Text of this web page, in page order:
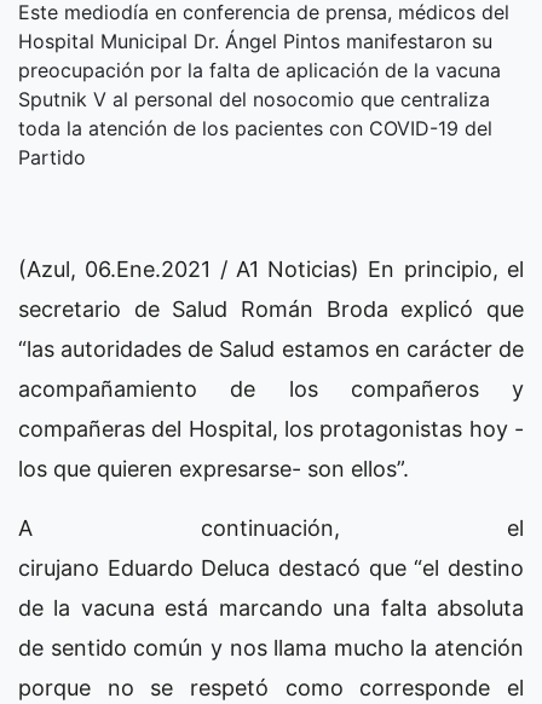
Este mediodía en conferencia de prensa, médicos del
Hospital Municipal Dr. Ángel Pintos manifestaron su
preocupación por la falta de aplicación de la vacuna
Sputnik V al personal del nosocomio que centraliza
toda la atención de los pacientes con COVID-19 del
Partido
(Azul, 06.Ene.2021 / A1 Noticias) En principio, el
secretario de Salud Román Broda explicó que
“las autoridades de Salud estamos en carácter de
acompañamiento de los compañeros y
compañeras del Hospital, los protagonistas hoy -
los que quieren expresarse- son ellos”.
A continuación, el
cirujano Eduardo Deluca destacó que “el destino
de la vacuna está marcando una falta absoluta
de sentido común y nos llama mucho la atención
porque no se respetó como corresponde el